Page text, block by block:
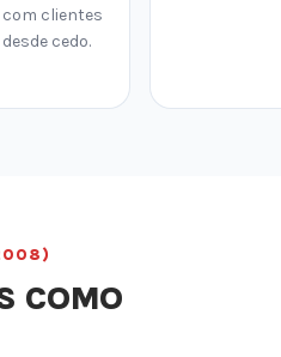
com clientes
desde cedo.
COMO